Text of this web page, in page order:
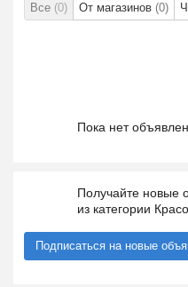
Все (0) От магазинов (0)
Пока нет
Получайте новые
из категории
Подписаться на новые